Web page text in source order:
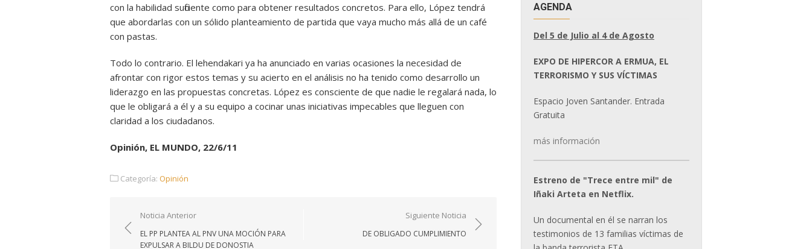
con la habilidad suficiente como para obtener resultados concretos. Para ello, López tendrá
que abordarlas con un sólido planteamiento de partida que vaya mucho más allá de un café
con pastas.
Todo lo contrario. El lehendakari ya ha anunciado en varias ocasiones la necesidad de
afrontar con rigor estos temas y su acierto en el análisis no ha tenido como desarrollo un
liderazgo en las propuestas concretas. López es consciente de que nadie le regalará nada, lo
que le obligará a él y a su equipo a cocinar unas iniciativas impecables que lleguen con
claridad a los ciudadanos.
Opinión, EL MUNDO, 22/6/11
Categoría: Opinión
Navegación
de
entradas
Noticia Anterior
EL PP PLANTEA AL PNV UNA MOCIÓN PARA
EXPULSAR A BILDU DE DONOSTIA
Siguiente Noticia
DE OBLIGADO CUMPLIMIENTO
AGENDA
Del 5 de Julio al 4 de Agosto
EXPO DE HIPERCOR A ERMUA, EL
TERRORISMO Y SUS VÍCTIMAS
Espacio Joven Santander. Entrada
Gratuita
más información
Estreno de "Trece entre mil" de
Iñaki Arteta en Netflix.
Un documental en él se narran los
testimonios de 13 familias víctimas de